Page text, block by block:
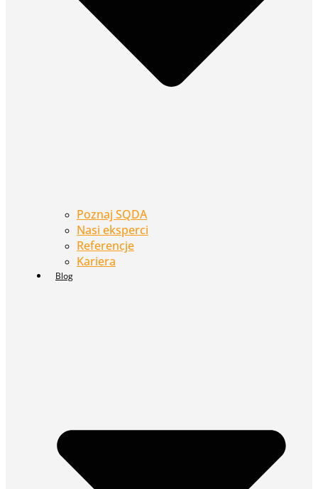
Poznaj SQDA
Nasi eksperci
Referencje
Kariera
Blog